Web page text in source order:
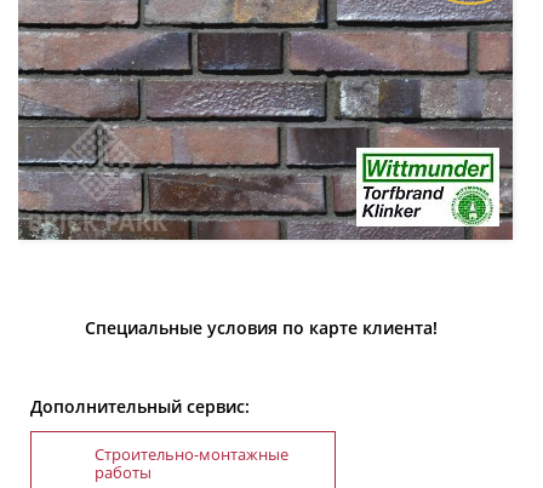
Специальные условия по карте клиента!
Дополнительный сервис:
Строительно-монтажные
работы